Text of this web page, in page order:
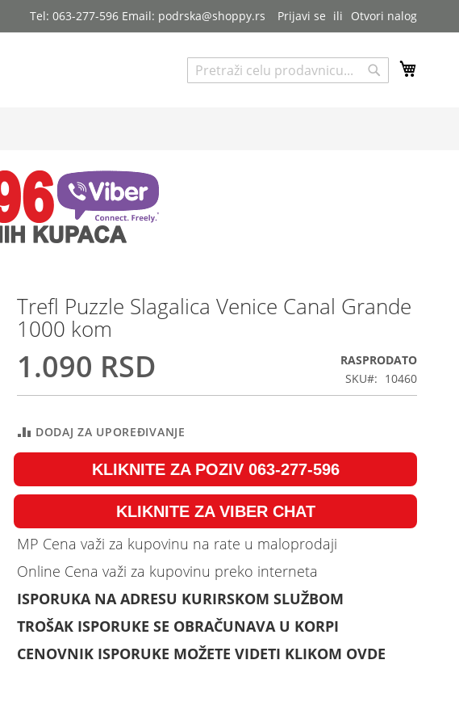
Tel: 063-277-596 Email: podrska@shoppy.rs Prijavi se Otvori nalog
Pretraga
Trefl Puzzle Slagalica Venice Canal Grande
1000 kom
1.090 RSD
RASPRODATO
SKU
10460
DODAJ ZA UPOREĐIVANJE
KLIKNITE ZA POZIV 063-277-596
KLIKNITE ZA VIBER CHAT
MP Cena važi za kupovinu na rate u maloprodaji
Online Cena važi za kupovinu preko interneta
ISPORUKA NA ADRESU KURIRSKOM SLUŽBOM
TROŠAK ISPORUKE SE OBRAČUNAVA U KORPI
CENOVNIK ISPORUKE MOŽETE VIDETI KLIKOM OVDE